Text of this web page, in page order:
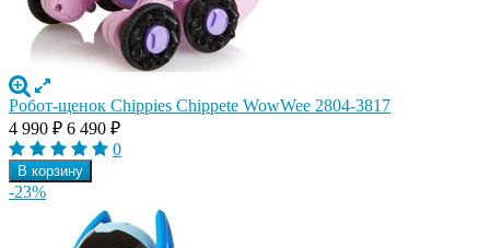
Робот-щенок Chippies Chippete WowWee 2804-3817
4 990 ₽ 6 490 ₽
0
В корзину
-23%